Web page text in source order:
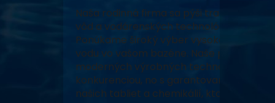
Naša rodinná firma sa pýši tradíciou,
vôd a vodárenských technológií a
Ponúkame široký výber vysoko
vodu vo vašom bazéne. Naše produkty,
moderných výrobných technológiách,
konkurenciou, no s garantovaným
našich tabliet a chemikálií, ktoré prešli